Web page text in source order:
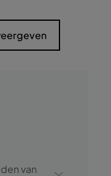
van